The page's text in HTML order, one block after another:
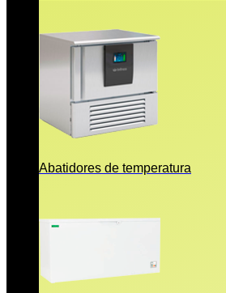
Abatidores de temperatura